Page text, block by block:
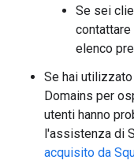
Se sei
elenco
Se hai
Domains per
utenti hanno
l'assistenza di
acquisito da